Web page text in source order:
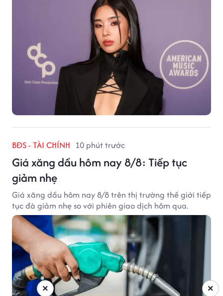
BĐS - TÀI CHÍNH 10 phút trước
Giá xăng dầu hôm nay 8/8: Tiếp tục
giảm nhẹ
Giá xăng dầu hôm nay 8/8 trên thị trường thế giới tiếp
tục đà giảm nhẹ so với phiên giao dịch hôm qua.
×
×